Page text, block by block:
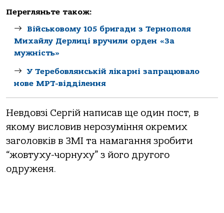
Перегляньте також:
Військовому 105 бригади з Тернополя
Михайлу Дерлиці вручили орден «За
мужність»
У Теребовлянській лікарні запрацювало
нове МРТ-відділення
Невдовзі Сергій написав ще один пост, в
якому висловив нерозуміння окремих
заголовків в ЗМІ та намагання зробити
“жовтуху-чорнуху” з його другого
одруженя.